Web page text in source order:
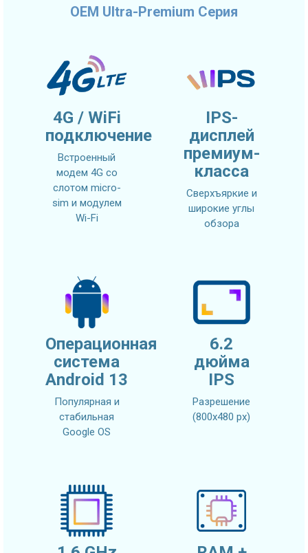
OEM Ultra-Premium Серия
4G / WiFi
подключение
Встроенный
модем 4G со
слотом micro-
sim и модулем
Wi-Fi
IPS-
дисплей
премиум-
класса
Сверхъяркие и
широкие углы
обзора
Операционная
система
Android 13
Популярная и
стабильная
Google OS
6.2
дюйма
IPS
Разрешение
(800х480 px)